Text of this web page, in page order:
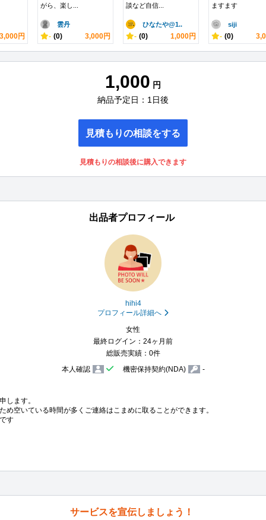
3,000円
がら、楽し...
雲丹
- (0) 3,000円
談など自信...
ひなたや@1..
- (0) 1,000円
ますます
siji
- (0)
1,000 円
納品予定日：1日後
見積もりの相談をする
見積もりの相談後に購入できます
出品者プロフィール
hihi4
プロフィール詳細へ
女性
最終ログイン：24ヶ月前
総販売実績：0件
本人確認
機密保持契約(NDA) -
します。
め空いている時間が多くご連絡はこまめに取ることができます。
す
サービスを宣伝しましょう！